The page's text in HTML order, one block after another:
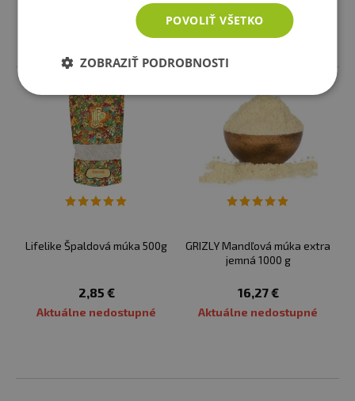
Vložiť do košíka
Lifelike Špaldová múka 500g
2,85 €
Aktuálne nedostupné
GRIZLY Mandľová múka extra
jemná 1000 g
16,27 €
Aktuálne nedostupné
POVOLIŤ VŠETKO
ZOBRAZIŤ PODROBNOSTI